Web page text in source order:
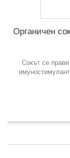
Органичен
Сокът се